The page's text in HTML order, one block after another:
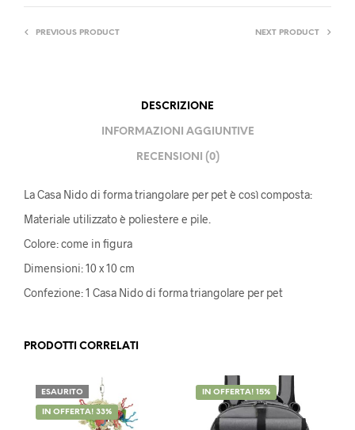
PREVIOUS PRODUCT NEXT PRODUCT
DESCRIZIONE
INFORMAZIONI AGGIUNTIVE
RECENSIONI (0)
La Casa Nido di forma triangolare per pet è così composta:
Materiale utilizzato è poliestere e pile.
Colore: come in figura
Dimensioni: 10 x 10 cm
Confezione: 1 Casa Nido di forma triangolare per pet
PRODOTTI CORRELATI
ESAURITO
IN OFFERTA! 33%
IN OFFERTA! 15%